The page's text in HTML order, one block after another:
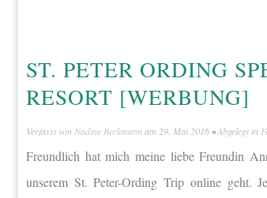
ST. PETER ORDING
RESORT [WERBUNG]
Verfasst von Nadine Beckmann am 29. Mai 2016 • Abgelegt in
Freundlich hat mich meine liebe Freundin
unserem St. Peter-Ording Trip online geht.